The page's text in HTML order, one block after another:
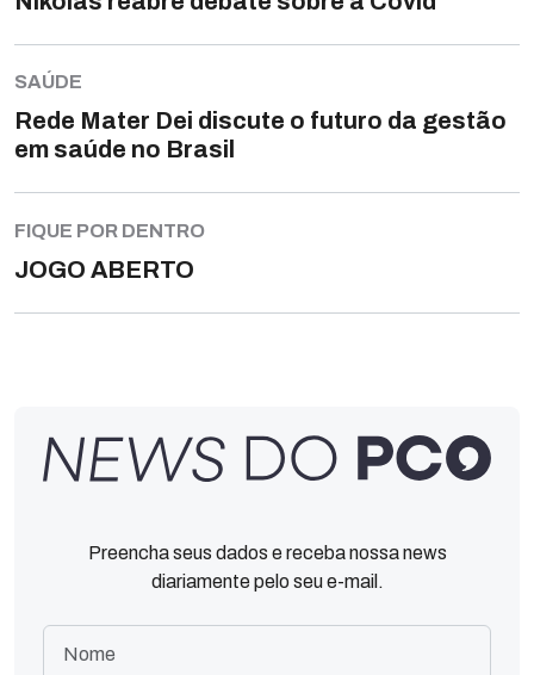
SAÚDE
Rede Mater Dei discute o futuro da gestão
em saúde no Brasil
FIQUE POR DENTRO
JOGO ABERTO
Preencha seus dados e receba nossa news
diariamente pelo seu e-mail.